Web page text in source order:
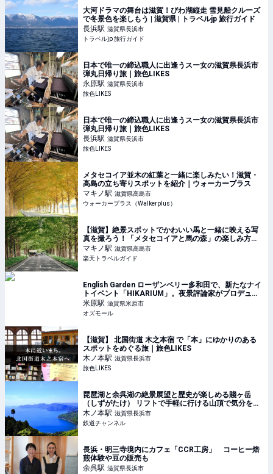
大河ドラマの舞台は滋賀！びわ湖縦走 雪見船クルーズ
で冬景色を楽しもう | 滋賀県 | トラベルjp 旅行ガイド
長浜駅 滋賀県長浜市
トラベルjp 旅行ガイド
日本で唯一の締込職人に出逢うスー女の滋賀県長浜市
弾丸日帰り旅｜旅色LIKES
永原駅 滋賀県長浜市
旅色LIKES
日本で唯一の締込職人に出逢うスー女の滋賀県長浜市
弾丸日帰り旅｜旅色LIKES
長浜駅 滋賀県長浜市
旅色LIKES
メタセコイア並木の紅葉と一緒に楽しみたい！滋賀・
高島の立ち寄りスポットを紹介｜ウォーカープラス
マキノ駅 滋賀県高島市
ウォーカープラス（Walkerplus）
【滋賀】絶景スポットでかわいい馬と一緒に映える写
真を撮ろう！「メタセコイアと馬の森」の楽しみ方ガ
イド 【楽天トラベル】
マキノ駅 滋賀県高島市
楽天トラベルガイド
English Garden ローザンベリー多和⽥で、新たなナイ
トイベント「HIKARIUM」。夜景評論家がプロデュー
ス - OZmall
米原駅 滋賀県米原市
オズモール
【滋賀】 北国街道 木之本宿 で「本」にゆかりのある
スポットをめぐる旅｜旅色LIKES
木ノ本駅 滋賀県長浜市
旅色LIKES
琵琶湖と余呉湖の絶景展望と歴史が楽しめる賤ヶ岳
（しずがたけ） リフトで手軽に行ける山頂で気分をリ
フレッシュ（滋賀県 長浜市） | コラム | 鉄道チャンネ
ル
木ノ本駅 滋賀県長浜市
鉄道チャンネル
長浜・明三寺境内にカフェ「CCR工房」 コーヒー焙
煎体験や豆の販売も
余呉駅 滋賀県長浜市